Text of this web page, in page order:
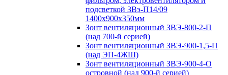
подсветкой ЗВэ-П14/09
1400х900х350мм
Зонт вентиляционный ЗВЭ-800-2-П
(над 700-й серией)
Зонт вентиляционный ЗВЭ-900-1,5-П
(над ЭП-4ЖШ)
Зонт вентиляционный ЗВЭ-900-4-О
островной (над 900-й серией)